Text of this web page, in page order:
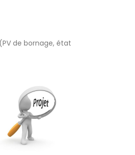
de bornage, état